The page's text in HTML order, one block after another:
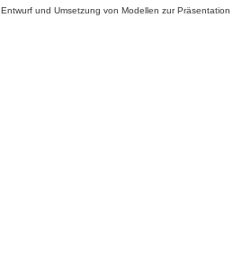
Entwurf und Umsetzung von Modellen zur